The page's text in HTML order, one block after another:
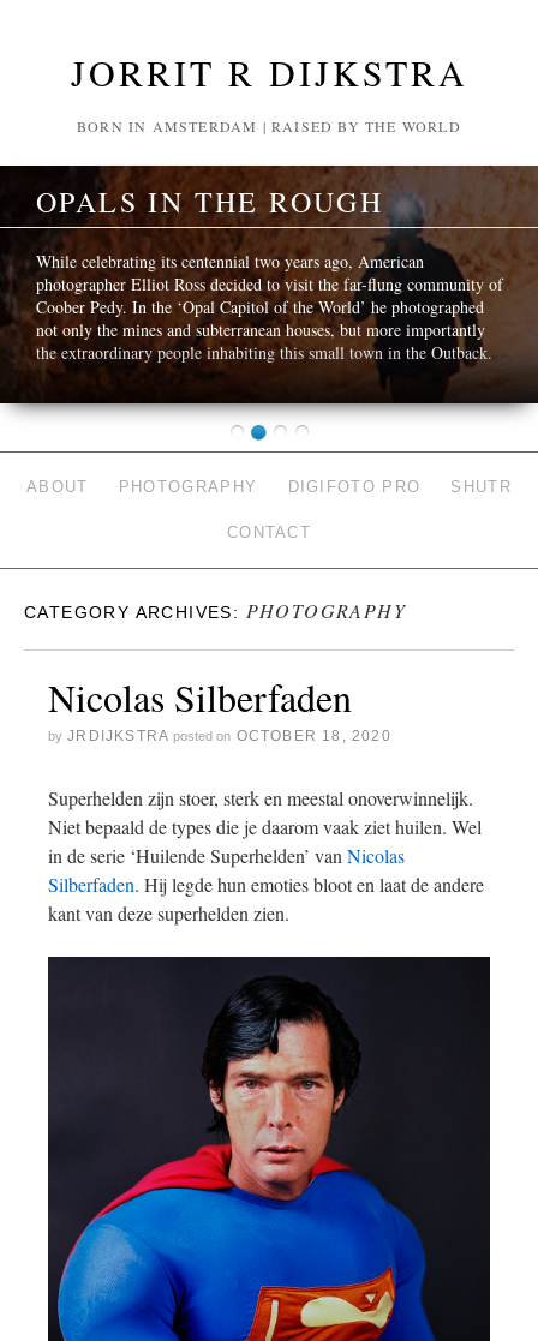
JORRIT R DIJKSTRA
BORN IN AMSTERDAM | RAISED BY THE WORLD
OPALS IN THE ROUGH
While celebrating its centennial two years ago, American
photographer Elliot Ross decided to visit the far-flung community of
Coober Pedy. In the ‘Opal Capitol of the World’ he photographed
not only the mines and subterranean houses, but more importantly
the extraordinary people inhabiting this small town in the Outback.
ABOUT PHOTOGRAPHY DIGIFOTO PRO SHUTR
CONTACT
CATEGORY ARCHIVES: PHOTOGRAPHY
Nicolas Silberfaden
by JRDIJKSTRA posted on OCTOBER 18, 2020
Superhelden zijn stoer, sterk en meestal onoverwinnelijk.
Niet bepaald de types die je daarom vaak ziet huilen. Wel
in de serie ‘Huilende Superhelden’ van Nicolas
Silberfaden. Hij legde hun emoties bloot en laat de andere
kant van deze superhelden zien.